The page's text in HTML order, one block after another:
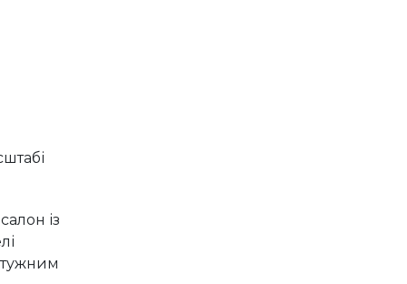
із